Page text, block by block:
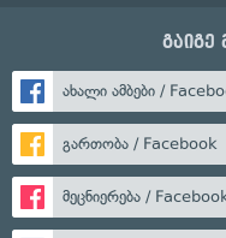
გაიგე
ახალი ამბები /
გართობა / Facebook
მეცნიერება /